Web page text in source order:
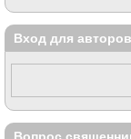
Вход для авторов
Вопрос